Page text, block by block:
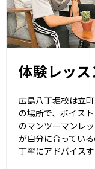
体験レッス
広島八丁堀校は立
の場所で、ボイス
のマンツーマンレ
が自分に合ってい
丁寧にアドバイス